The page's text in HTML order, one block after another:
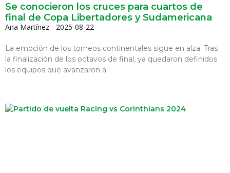
Se conocieron los cruces para cuartos de
final de Copa Libertadores y Sudamericana
Ana Martínez 2025-08-22
La emoción de los torneos continentales sigue en alza. Tras
la finalización de los octavos de final, ya quedaron definidos
los equipos que avanzaron a